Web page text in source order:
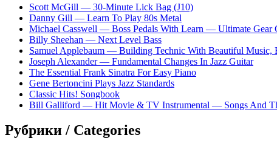
Scott McGill — 30-Minute Lick Bag (J10)
Danny Gill — Learn To Play 80s Metal
Michael Casswell — Boss Pedals With Learn — Ultimate Gear
Billy Sheehan — Next Level Bass
Samuel Applebaum — Building Technic With Beautiful Music,
Joseph Alexander — Fundamental Changes In Jazz Guitar
The Essential Frank Sinatra For Easy Piano
Gene Bertoncini Plays Jazz Standards
Classic Hits! Songbook
Bill Galliford — Hit Movie & TV Instrumental — Songs And
Рубрики / Categories